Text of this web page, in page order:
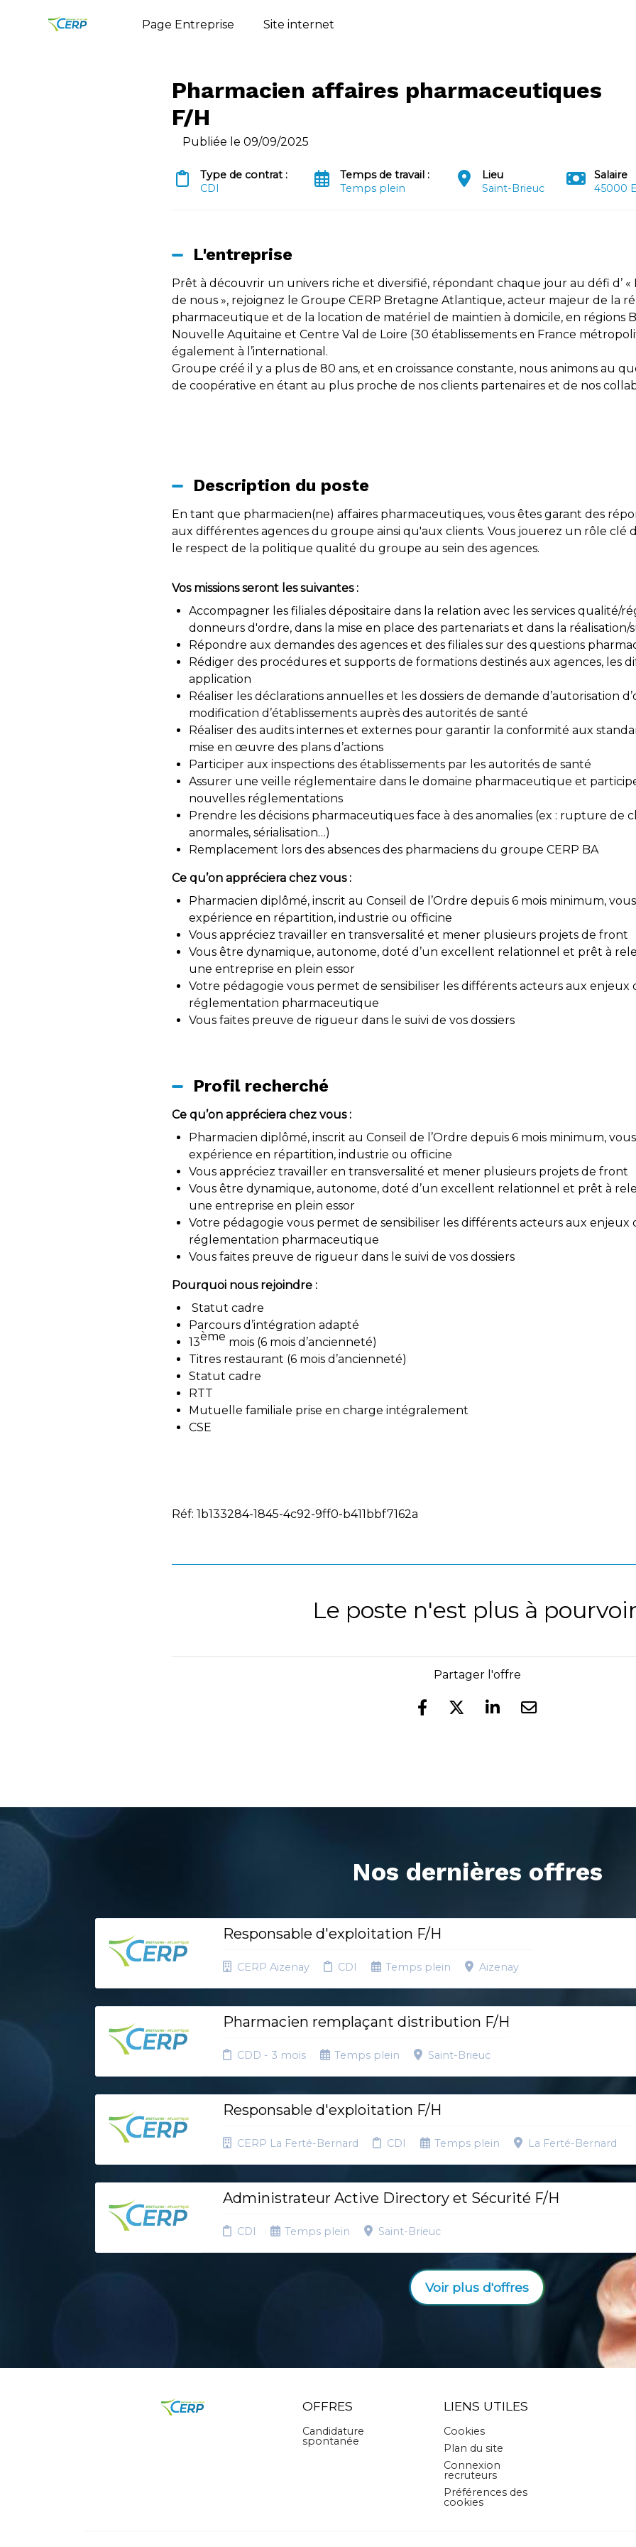
Page Entreprise Site internet
Pharmacien affaires pharmaceutiques
F/H
Publiée le 09/09/2025
Type de contrat :
CDI
Temps de travail :
Temps plein
Lieu
Saint-Brieuc
Salaire
45000
L'entreprise
Prêt à découvrir un univers riche et diversifié, répondant chaque jour au défi d’ «
de nous », rejoignez le Groupe CERP Bretagne Atlantique, acteur majeur de la
pharmaceutique et de la location de matériel de maintien à domicile, en régions
Nouvelle Aquitaine et Centre Val de Loire (30 établissements en France
également à l’international.
Groupe créé il y a plus de 80 ans, et en croissance constante, nous animons au
de coopérative en étant au plus proche de nos clients partenaires et de nos
Description du poste
En tant que pharmacien(ne) affaires pharmaceutiques, vous êtes garant des
aux différentes agences du groupe ainsi qu'aux clients. Vous jouerez un rôle clé
le respect de la politique qualité du groupe au sein des agences.
Vos missions seront les suivantes :
Accompagner les filiales dépositaire dans la relation avec les services qualité/
donneurs d'ordre, dans la mise en place des partenariats et dans la réalisation/
Répondre aux demandes des agences et des filiales sur des questions
Rédiger des procédures et supports de formations destinés aux agences, les
application
Réaliser les déclarations annuelles et les dossiers de demande d’autorisation
modification d’établissements auprès des autorités de santé
Réaliser des audits internes et externes pour garantir la conformité aux
mise en œuvre des plans d’actions
Participer aux inspections des établissements par les autorités de santé
Assurer une veille réglementaire dans le domaine pharmaceutique et
nouvelles réglementations
Prendre les décisions pharmaceutiques face à des anomalies (ex : rupture de
anormales, sérialisation…)
Remplacement lors des absences des pharmaciens du groupe CERP BA
Ce qu’on appréciera chez vous :
Pharmacien diplômé, inscrit au Conseil de l’Ordre depuis 6 mois minimum,
expérience en répartition, industrie ou officine
Vous appréciez travailler en transversalité et mener plusieurs projets de front
Vous être dynamique, autonome, doté d’un excellent relationnel et prêt à
une entreprise en plein essor
Votre pédagogie vous permet de sensibiliser les différents acteurs aux enjeux
réglementation pharmaceutique
Vous faites preuve de rigueur dans le suivi de vos dossiers
Profil recherché
Ce qu’on appréciera chez vous :
Pharmacien diplômé, inscrit au Conseil de l’Ordre depuis 6 mois minimum,
expérience en répartition, industrie ou officine
Vous appréciez travailler en transversalité et mener plusieurs projets de front
Vous être dynamique, autonome, doté d’un excellent relationnel et prêt à
une entreprise en plein essor
Votre pédagogie vous permet de sensibiliser les différents acteurs aux enjeux
réglementation pharmaceutique
Vous faites preuve de rigueur dans le suivi de vos dossiers
Pourquoi nous rejoindre :
Statut cadre
Parcours d’intégration adapté
13ème mois (6 mois d’ancienneté)
Titres restaurant (6 mois d’ancienneté)
Statut cadre
RTT
Mutuelle familiale prise en charge intégralement
CSE
Réf: 1b133284-1845-4c92-9ff0-b411bbf7162a
Le poste n'est plus à
Partager l'offre
Nos dernières offres
Responsable d'exploitation F/H
CERP Aizenay CDI Temps plein Aizenay
Pharmacien remplaçant distribution F/H
CDD - 3 mois Temps plein Saint-Brieuc
Responsable d'exploitation F/H
CERP La Ferté-Bernard CDI Temps plein La Ferté-Bernard
Administrateur Active Directory et Sécurité F/H
CDI Temps plein Saint-Brieuc
Voir plus d'offres
OFFRES
Candidature
spontanée
LIENS UTILES
Cookies
Plan du site
Connexion
recruteurs
Préférences des
cookies